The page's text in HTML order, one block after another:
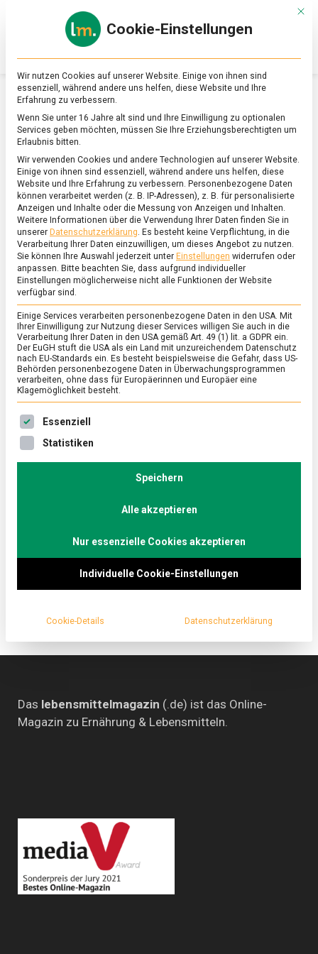
Online-
Magazin
zu
&
Ernährung
SCHLAGWORT:RISHI SUNAK
POLITIK/TV
Wir brauchen eine enge Beziehung
zwischen Großbritannien und
Deutschland – Greg Hands im
Küchenkabinett on Tour
24. April 2024
Wir
Großbritannien
–
Greg
im
on
Tour
Der britische Handelsminister Greg Hands spricht im
britischen Beziehungen nach dem Brexit, das
britische Mehrheitswahlrecht und die zahlreichen
Großbritanniens aus der EU.
Das lebensmittelmagazin (.de) ist das Online-
Magazin zu Ernährung & Lebensmitteln.
Mit
Cookie-Einstellungen
Wir nutzen Cookies auf unserer Website. Einige von ihnen sind
essenziell, während andere uns helfen, diese Website und Ihre
Erfahrung zu verbessern.
Wenn Sie unter 16 Jahre alt sind und Ihre Einwilligung zu optionalen
Services geben möchten, müssen Sie Ihre Erziehungsberechtigten um
Erlaubnis bitten.
Wir verwenden Cookies und andere Technologien auf unserer Website.
Einige von ihnen sind essenziell, während andere uns helfen, diese
Website und Ihre Erfahrung zu verbessern. Personenbezogene Daten
können verarbeitet werden (z. B. IP-Adressen), z. B. für personalisierte
Anzeigen und Inhalte oder die Messung von Anzeigen und Inhalten.
Weitere Informationen über die Verwendung Ihrer Daten finden Sie in
unserer Datenschutzerklärung. Es besteht keine Verpflichtung, in die
Verarbeitung Ihrer Daten einzuwilligen, um dieses Angebot zu nutzen.
Sie können Ihre Auswahl jederzeit unter Einstellungen widerrufen oder
anpassen. Bitte beachten Sie, dass aufgrund individueller
Einstellungen möglicherweise nicht alle Funktionen der Website
verfügbar sind.
Einige Services verarbeiten personenbezogene Daten in den USA. Mit
Ihrer Einwilligung zur Nutzung dieser Services willigen Sie auch in die
Verarbeitung Ihrer Daten in den USA gemäß Art. 49 (1) lit. a GDPR ein.
Der EuGH stuft die USA als ein Land mit unzureichendem Datenschutz
nach EU-Standards ein. Es besteht beispielsweise die Gefahr, dass US-
Behörden personenbezogene Daten in Überwachungsprogrammen
verarbeiten, ohne dass für Europäerinnen und Europäer eine
Klagemöglichkeit besteht.
Es folgt eine Liste der Service-Gruppen, für die eine
Essenziell
Statistiken
Speichern
Alle akzeptieren
Nur essenzielle Cookies akzeptieren
Individuelle Cookie-Einstellungen
Cookie-Details Datenschutzerklärung